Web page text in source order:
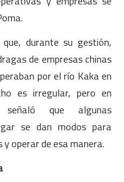
durante su gestión,
de empresas chinas
por el río Kaka en
es irregular, pero en
señaló que algunas
se dan modos para
operar de esa manera.